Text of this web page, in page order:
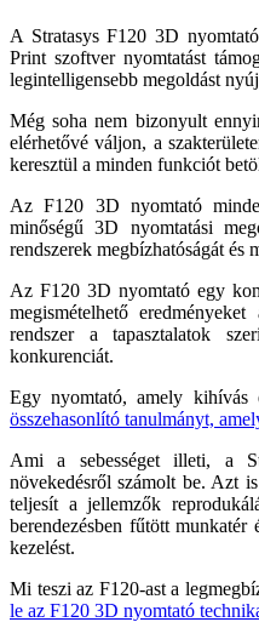
A Stratasys F120 3D
Print szoftver nyomtatást
legintelligensebb megoldást
Még soha nem bizonyult
elérhetővé váljon, a
keresztül a minden funkciót
Az F120 3D nyomtató
minőségű 3D nyomtatási
rendszerek megbízhatóságát és
Az F120 3D nyomtató egy
megismételhető
rendszer a tapasztalatok
konkurenciát.
Egy nyomtató, amely
összehasonlító tanulmányt,
Ami a sebességet illeti, a
növekedésről számolt be. Azt
teljesít a jellemzők
berendezésben fűtött
kezelést.
Mi teszi az F120-ast a
le az F120 3D nyomtató